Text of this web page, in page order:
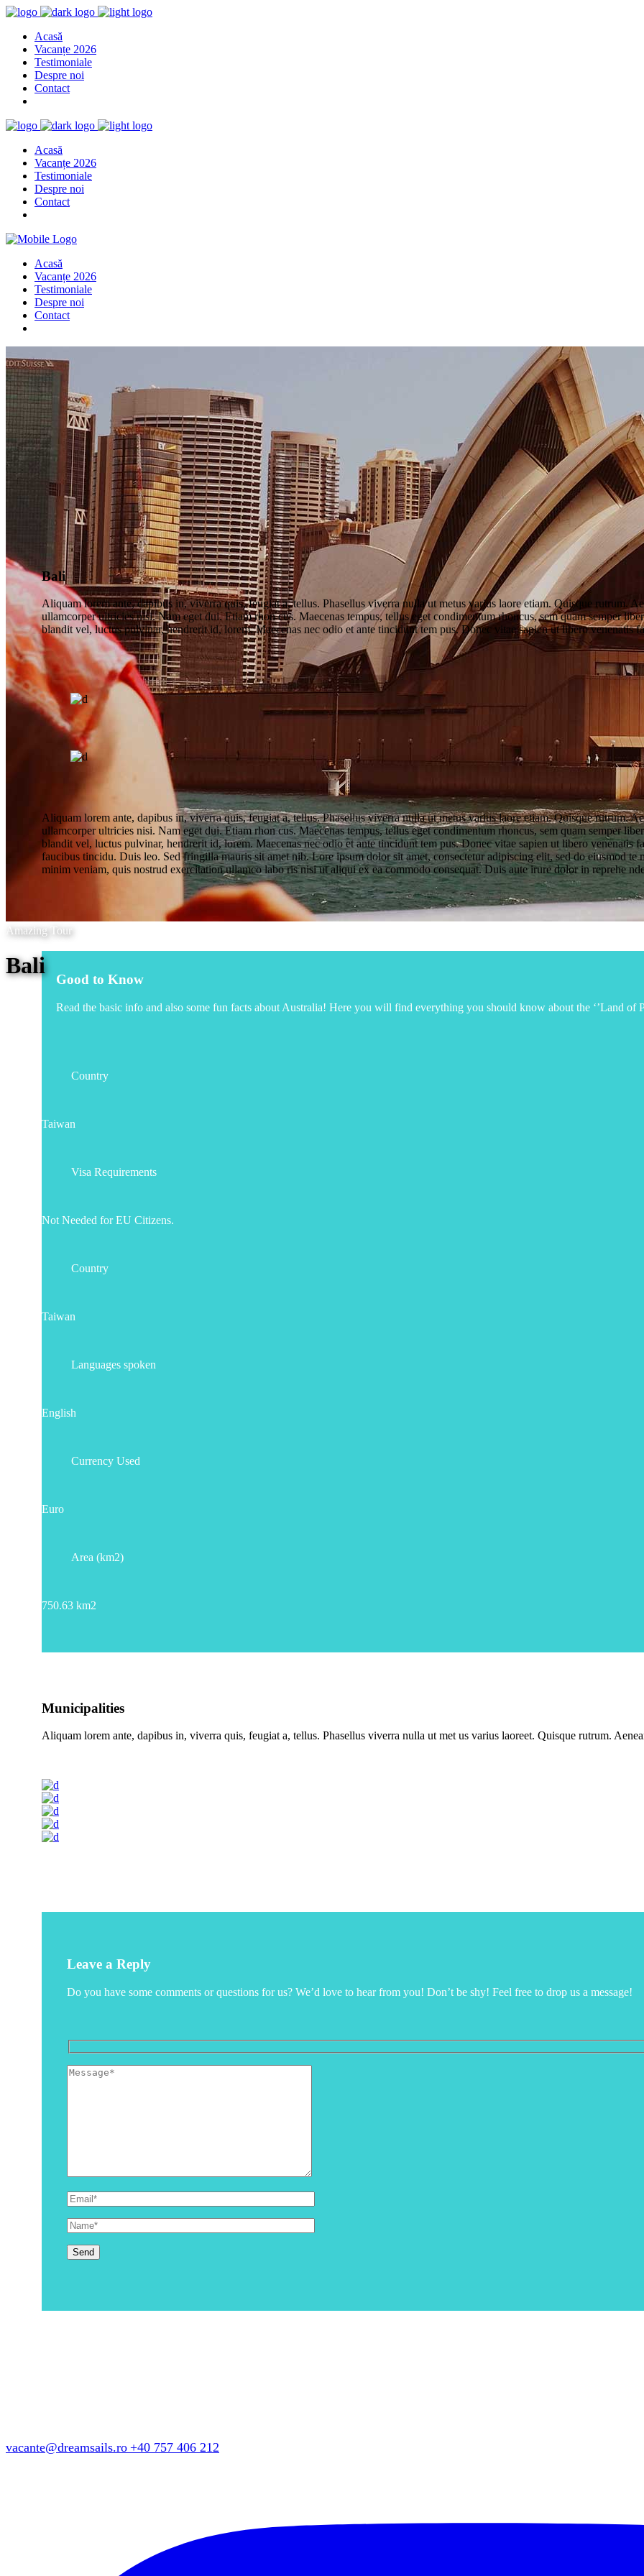
Acasă
Vacanțe 2026
Testimoniale
Despre noi
Contact
Acasă
Vacanțe 2026
Testimoniale
Despre noi
Contact
Acasă
Vacanțe 2026
Testimoniale
Despre noi
Contact
Amazing Tour
Bali
Bali
Aliquam lorem ante, dapibus in, viverra quis, feugiat a, tellus. Phasellus viverra nulla ut metus varius laore etiam. Quisque rutrum.
ullamcorper ultricies nisi. Nam eget dui. Etiam rhon cus. Maecenas tempus, tellus eget condimentum rhoncus, sem quam semper
blandit vel, luctus pulvinar, hendrerit id, lorem. Maecenas nec odio et ante tincidunt tem pus. Donec vitae sapien ut libero venenatis
Aliquam lorem ante, dapibus in, viverra quis, feugiat a, tellus. Phasellus viverra nulla ut metus varius laore etiam. Quisque rutrum.
ullamcorper ultricies nisi. Nam eget dui. Etiam rhon cus. Maecenas tempus, tellus eget condimentum rhoncus, sem quam semper
blandit vel, luctus pulvinar, hendrerit id, lorem. Maecenas nec odio et ante tincidunt tem pus. Donec vitae sapien ut libero venenatis
faucibus tincidu. Duis leo. Sed fringilla mauris sit amet nib. Lore ipsum dolor sit amet, consectetur adipiscing elit, sed do eiusmod
minim veniam, quis nostrud exercitation ullamco labo ris nisi ut aliqui ex ea commodo consequat. Duis aute irure dolor in reprehe
Good to Know
Read the basic info and also some fun facts about Australia! Here you will find everything you should know about the ‘’Land of
Country
Taiwan
Visa Requirements
Not Needed for EU Citizens.
Country
Taiwan
Languages spoken
English
Currency Used
Euro
Area (km2)
750.63 km2
Municipalities
Aliquam lorem ante, dapibus in, viverra quis, feugiat a, tellus. Phasellus viverra nulla ut met us varius laoreet. Quisque rutrum.
Leave a Reply
Do you have some comments or questions for us? We’d love to hear from you! Don’t be shy! Feel free to drop us a message!
vacante@dreamsails.ro +40 757 406 212